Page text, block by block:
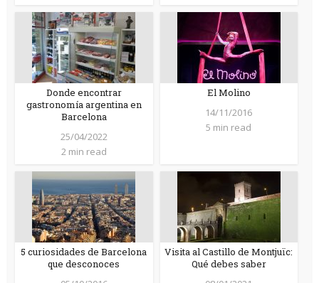
Donde encontrar
gastronomía argentina en
Barcelona
25/04/2022
2 min read
El Molino
14/11/2016
5 min read
5 curiosidades de Barcelona
que desconoces
Visita al Castillo de Montjuïc:
Qué debes saber